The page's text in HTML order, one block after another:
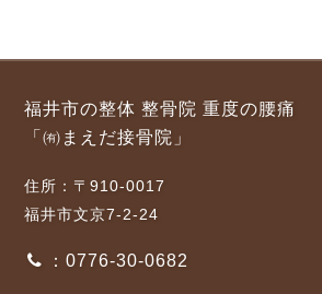
福井市の整体 整骨院 重度の腰痛
「㈲まえだ接骨院」
住所：〒910-0017
福井市文京7-2-24
：0776-30-0682